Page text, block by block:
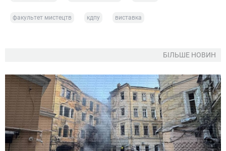
факультет мистецтв кдпу виставка
БІЛЬШЕ НОВИН